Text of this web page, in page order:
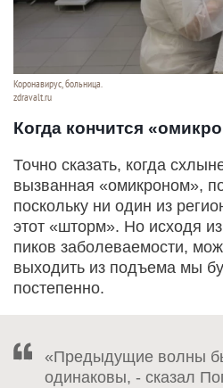
Коронавирус, больница.
zdravalt.ru
Когда кончится
Точно сказать, когда
вызванная «омикроном»,
поскольку ни один из
этот «шторм». Но исходя
пиков заболеваемости,
выходить из подъема мы
постепенно.
«Предыдущие волны
одинаковы, - сказал